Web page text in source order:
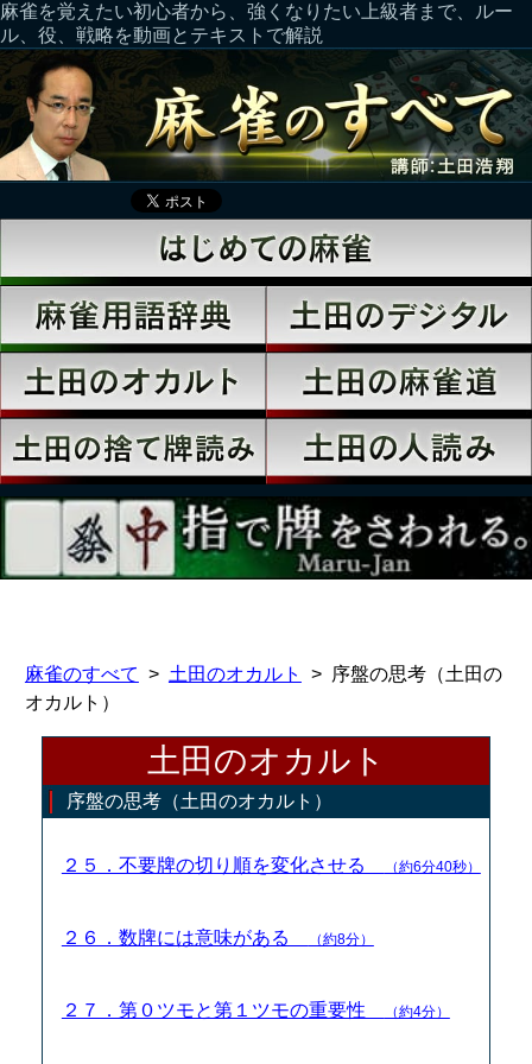
麻雀を覚えたい初心者から、強くなりたい上級者まで、ルー
ル、役、戦略を動画とテキストで解説
麻雀のすべて 土田のオカルト
序盤の思考（土田の
オカルト）
土田のオカルト
序盤の思考（土田のオカルト）
２５．不要牌の切り順を変化させる （約6分40秒）
２６．数牌には意味がある （約8分）
２７．第０ツモと第１ツモの重要性 （約4分）